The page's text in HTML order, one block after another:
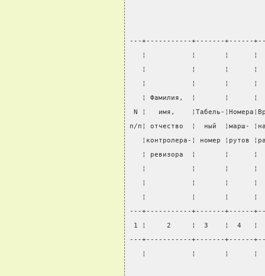
---+-----------+-------+------
¦           ¦       ¦      ¦
¦           ¦       ¦      ¦
¦           ¦       ¦      ¦
¦ Фамилия,  ¦       ¦      ¦
N ¦   имя,    ¦Табель-
п/п¦ отчество  ¦  ный  ¦марш-
¦контролера-¦ номер ¦рутов
¦ ревизора  ¦       ¦      ¦
¦           ¦       ¦      ¦
¦           ¦       ¦      ¦
¦           ¦       ¦      ¦
---+-----------+-------+------
1 ¦     2     ¦  3    ¦  4   ¦
---+-----------+-------+------
¦           ¦       ¦      ¦